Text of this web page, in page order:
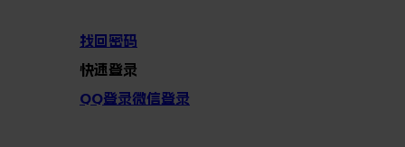
找回密码
快速登录
QQ登录微信登录